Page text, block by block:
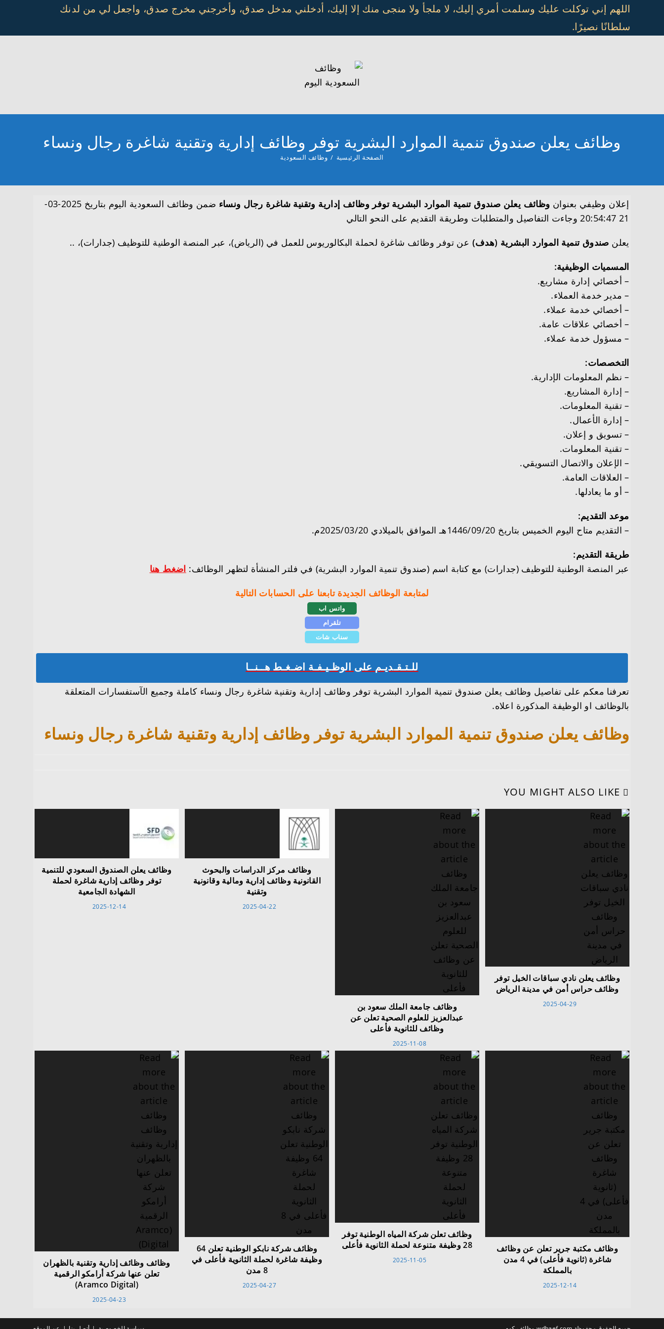
content
اللهم إني توكلت عليك وسلمت أمري إليك، لا ملجأ ولا منجى منك إلا إليك، أدخلني مدخل صدق، وأخرجني مخرج صدق، واجعل لي من لدنك
سلطانًا نصيرًا.
وظائف يعلن صندوق تنمية الموارد البشرية توفر وظائف إدارية وتقنية شاغرة رجال ونساء
الصفحة الرئيسية / وظائف السعودية
إعلان وظيفي بعنوان وظائف يعلن صندوق تنمية الموارد البشرية توفر وظائف إدارية وتقنية شاغرة رجال ونساء
ضمن وظائف السعودية اليوم بتاريخ 2025-03-
21 20:54:47 وجاءت التفاصيل والمتطلبات وطريقة التقديم على النحو التالي
يعلن صندوق تنمية الموارد البشرية (هدف) عن توفر وظائف شاغرة لحملة البكالوريوس للعمل في (الرياض)، عبر المنصة الوطنية للتوظيف (جدارات)، ..
المسميات الوظيفية:
– أخصائي إدارة مشاريع.
– مدير خدمة العملاء.
– أخصائي خدمة عملاء.
– أخصائي علاقات عامة.
– مسؤول خدمة عملاء.
التخصصات:
– نظم المعلومات الإدارية.
– إدارة المشاريع.
– تقنية المعلومات.
– إدارة الأعمال.
– تسويق و إعلان.
– تقنية المعلومات.
– الإعلان والاتصال التسويقي.
– العلاقات العامة.
– أو ما يعادلها.
موعد التقديم:
– التقديم متاح اليوم الخميس بتاريخ 1446/09/20هـ الموافق بالميلادي 2025/03/20م.
طريقة التقديم:
عبر المنصة الوطنية للتوظيف (جدارات) مع كتابة اسم (صندوق تنمية الموارد البشرية) في فلتر المنشأة لتظهر الوظائف: اضغط هنا
لمتابعة الوظائف الجديدة تابعنا على الحسابات التالية
واتس اب
تلقرام
سناب شات
للـتـقـديـم على الوظـيـفـة اضـغـط هــنــا
تعرفنا معكم على تفاصيل وظائف يعلن صندوق تنمية الموارد البشرية توفر وظائف إدارية وتقنية شاغرة رجال ونساء كاملة وجميع الآستفسارات المتعلقة
بالوظائف او الوظيفة المذكورة اعلاه.
وظائف يعلن صندوق تنمية الموارد البشرية توفر وظائف إدارية وتقنية شاغرة رجال ونساء
YOU MIGHT ALSO LIKE
وظائف يعلن الصندوق السعودي للتنمية
توفر وظائف إدارية شاغرة لحملة
الشهادة الجامعية
2025-12-14
وظائف مركز الدراسات والبحوث
القانونية وظائف إدارية ومالية وقانونية
وتقنية
2025-04-22
وظائف جامعة الملك سعود بن
عبدالعزيز للعلوم الصحية تعلن عن
وظائف للثانوية فأعلى
2025-11-08
وظائف يعلن نادي سباقات الخيل توفر
وظائف حراس أمن في مدينة الرياض
2025-04-29
وظائف وظائف إدارية وتقنية بالظهران
تعلن عنها شركة أرامكو الرقمية
(Aramco Digital)
2025-04-23
وظائف شركة نابكو الوطنية تعلن 64
وظيفة شاغرة لحملة الثانوية فأعلى في
8 مدن
2025-04-27
وظائف تعلن شركة المياه الوطنية توفر
28 وظيفة متنوعة لحملة الثانوية فأعلى
2025-11-05
وظائف مكتبة جرير تعلن عن وظائف
شاغرة (ثانوية فأعلى) في 4 مدن
بالمملكة
2025-12-14